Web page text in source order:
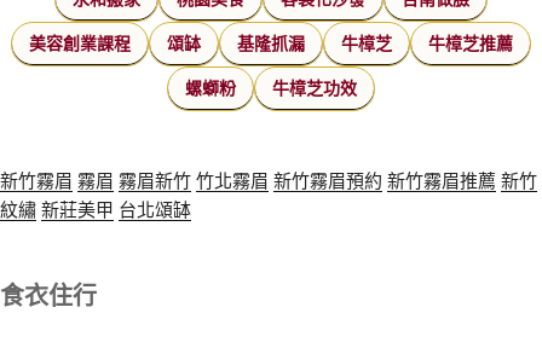
美容創業課程 頌缽 基隆抓漏 牛樟芝 牛樟芝推薦
螺螄粉 牛樟芝功效
新竹霧眉 霧眉 霧眉新竹竹北霧眉 新竹霧眉預約 新竹霧眉推薦 新竹
紋繡新莊美甲 台北頌缽
食衣住行